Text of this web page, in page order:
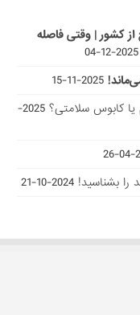
از کشور | وقتی فاصله
2025-12-04
2025-11-15
یا کابوس سلامتی؟
2025-
2024-10-21